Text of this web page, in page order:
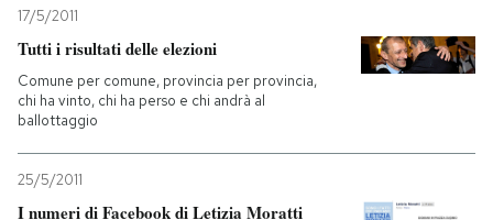
17/5/2011
Tutti i risultati delle elezioni
Comune per comune, provincia per provincia,
chi ha vinto, chi ha perso e chi andrà al
ballottaggio
25/5/2011
I numeri di Facebook di Letizia Moratti